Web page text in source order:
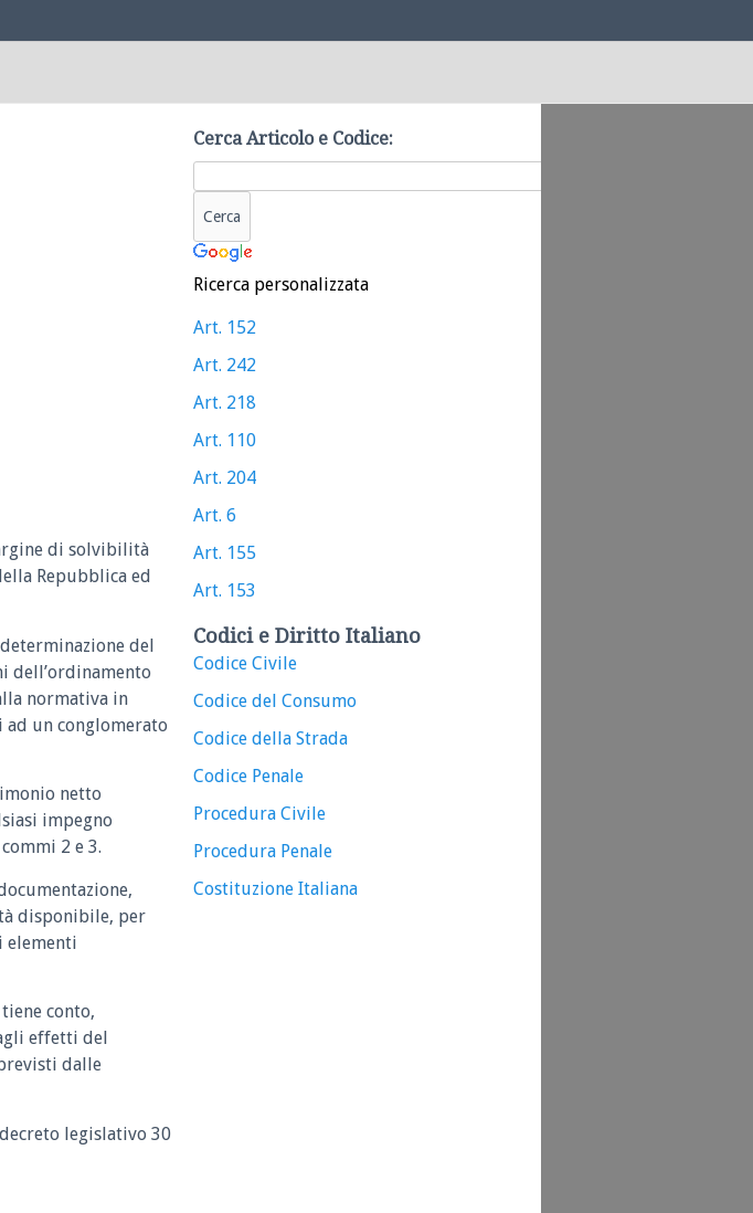
di solvibilità
Repubblica ed
del
dell’ordinamento
normativa in
un conglomerato
netto
impegno
2 e 3.
disponibile, per
elementi
conto,
effetti del
dalle
legislativo 30
Cerca Articolo e Codice:
Ricerca personalizzata
Art. 152
Art. 242
Art. 218
Art. 110
Art. 204
Art. 6
Art. 155
Art. 153
Codici e Diritto Italiano
Codice Civile
Codice del Consumo
Codice della Strada
Codice Penale
Procedura Civile
Procedura Penale
Costituzione Italiana